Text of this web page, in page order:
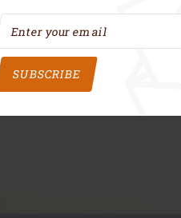
SUBSCRIBE
votre intérieur.
pour une décoration